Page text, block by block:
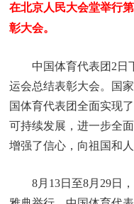
在北京人民大会堂举行
彰大会。
中国体育代表团2日
运会总结表彰大会。国
国体育代表团全面实现
可持续发展，进一步全
增强了信心，向祖国和
8月13日至8月29日，